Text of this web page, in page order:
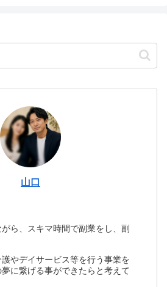
山口
ら、スキマ時間で副業をし、副
やデイサービス等を行う事業を
に繋げる事ができたらと考えて